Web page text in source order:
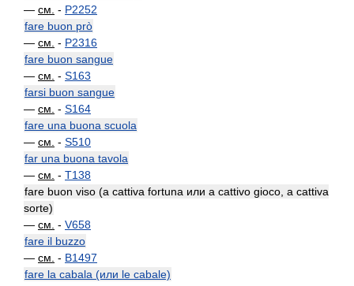
— см. - P2252
fare buon prò
— см. - P2316
fare buon sangue
— см. - S163
farsi buon sangue
— см. - S164
fare una buona scuola
— см. - S510
far una buona tavola
— см. - T138
fare buon viso (a cattiva fortuna или a cattivo gioco, a cattiva
sorte)
— см. - V658
fare il buzzo
— см. - B1497
fare la cabala (или le cabale)